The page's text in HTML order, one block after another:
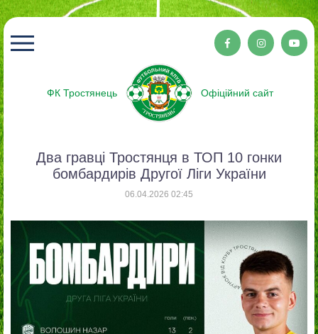
ФК Тростянець Офіційний сайт
Два гравці Тростянця в ТОП 10 гонки
бомбардирів Другої Ліги України
06.04.2026 02:45